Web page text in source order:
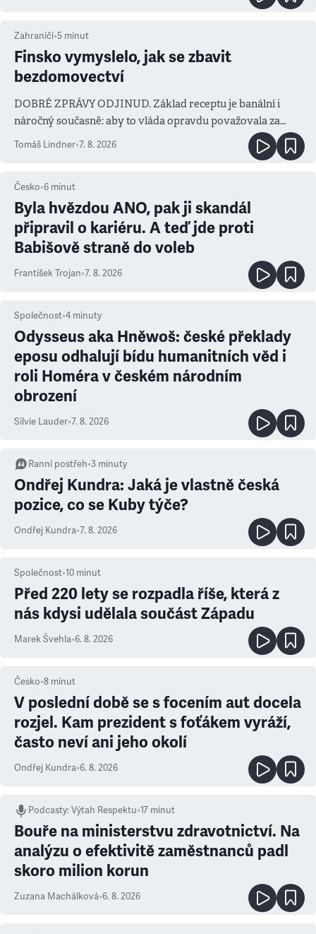
Zahraničí•5 minut
Finsko vymyslelo, jak se zbavit
bezdomovectví
DOBRÉ ZPRÁVY ODJINUD. Základ receptu je banální i
náročný současně: aby to vláda opravdu považovala za
prioritu
Tomáš Lindner•7. 8. 2026
Česko•6 minut
Byla hvězdou ANO, pak ji skandál
připravil o kariéru. A teď jde proti
Babišově straně do voleb
František Trojan•7. 8. 2026
Společnost•4 minuty
Odysseus aka Hněwoš: české překlady
eposu odhalují bídu humanitních věd i
roli Homéra v českém národním
obrození
Silvie Lauder•7. 8. 2026
Ranní postřeh•3 minuty
Ondřej Kundra: Jaká je vlastně česká
pozice, co se Kuby týče?
Ondřej Kundra•7. 8. 2026
Společnost•10 minut
Před 220 lety se rozpadla říše, která z
nás kdysi udělala součást Západu
Marek Švehla•6. 8. 2026
Česko•8 minut
V poslední době se s focením aut docela
rozjel. Kam prezident s foťákem vyráží,
často neví ani jeho okolí
Ondřej Kundra•6. 8. 2026
Podcasty:Výtah Respektu•17 minut
Bouře na ministerstvu zdravotnictví. Na
analýzu o efektivitě zaměstnanců padl
skoro milion korun
Zuzana Machálková•6. 8. 2026